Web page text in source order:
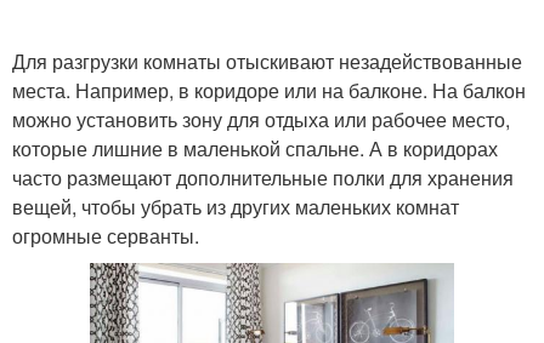
Для разгрузки комнаты отыскивают незадействованные
места. Например, в коридоре или на балконе. На балкон
можно установить зону для отдыха или рабочее место,
которые лишние в маленькой спальне. А в коридорах
часто размещают дополнительные полки для хранения
вещей, чтобы убрать из других маленьких комнат
огромные серванты.